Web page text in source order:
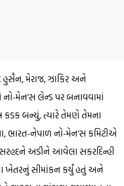
મેરાજ, ઝાકિર અને
મેન’સ લેન્ડ પર બનાવવામાં
કડક બન્યું, ત્યારે તેમણે તેમના
ભારત-નેપાળ નો-મેન’સ કમિટીએ
અડીને આવેલા સકરદિન્હી
ખેતરનું સીમાંકન કર્યું હતું અને